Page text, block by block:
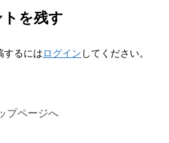
トを残す
するにはログイン してください。
プページへ